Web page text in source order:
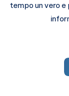
tempo un vero